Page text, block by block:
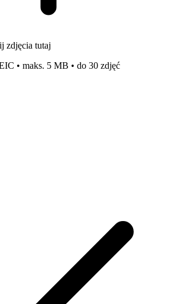
zdjęcia tutaj
• maks. 5 MB • do 30 zdjęć